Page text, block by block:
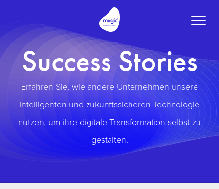
Toggle
Success Stories
Erfahren Sie, wie andere Unternehmen unsere
intelligenten und zukunftssicheren Technologie
nutzen, um ihre digitale Transformation selbst zu
gestalten.